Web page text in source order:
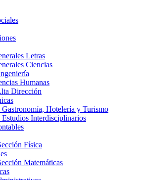
Letras
Ciencias
Humanas
Dirección
Gastronomía, Hotelería y Turismo
Estudios Interdisciplinarios
Física
Matemáticas